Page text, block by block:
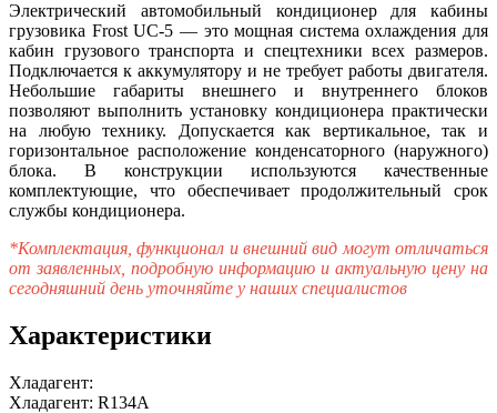
Электрический автомобильный кондиционер для кабины
грузовика Frost UC-5 — это мощная система охлаждения для
кабин грузового транспорта и спецтехники всех размеров.
Подключается к аккумулятору и не требует работы двигателя.
Небольшие габариты внешнего и внутреннего блоков
позволяют выполнить установку кондиционера практически
на любую технику. Допускается как вертикальное, так и
горизонтальное расположение конденсаторного (наружного)
блока. В конструкции используются качественные
комплектующие, что обеспечивает продолжительный срок
службы кондиционера.
*Комплектация, функционал и внешний вид могут отличаться
от заявленных, подробную информацию и актуальную цену на
сегодняшний день уточняйте у наших специалистов
Характеристики
Хладагент:
Хладагент: R134A